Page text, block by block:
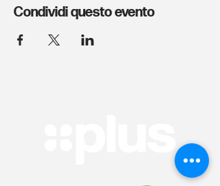
Condividi questo evento